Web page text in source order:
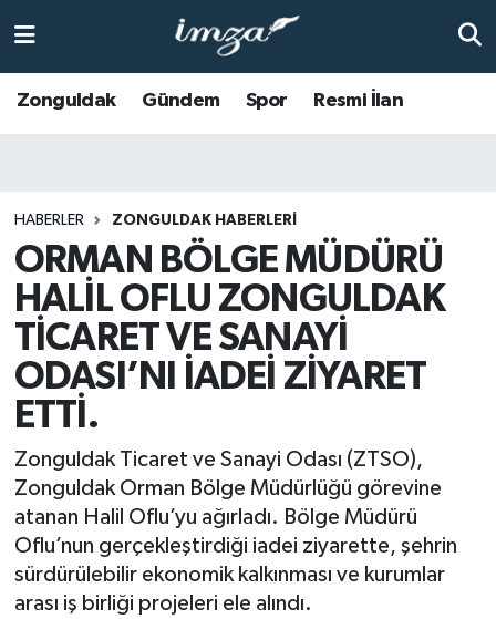
Zonguldak Gündem Spor Resmi İlan
HABERLER ZONGULDAK HABERLERI
ORMAN BÖLGE MÜDÜRÜ
HALİL OFLU ZONGULDAK
TİCARET VE SANAYİ
ODASI’NI İADEİ ZİYARET
ETTİ.
Zonguldak Ticaret ve Sanayi Odası (ZTSO),
Zonguldak Orman Bölge Müdürlüğü görevine
atanan Halil Oflu’yu ağırladı. Bölge Müdürü
Oflu’nun gerçekleştirdiği iadei ziyarette, şehrin
sürdürülebilir ekonomik kalkınması ve kurumlar
arası iş birliği projeleri ele alındı.
Anasayfa
KOZLU
KİLİMLİ
BARTIN
BOLU
ÇAYCUMA
DEVREK
DÜZCE
Zonguldak Hava Durumu
Süper Lig Puan Durumu ve Fikstür
Tüm Manşetler
Son Dakika Haberleri
Haber Arşivi